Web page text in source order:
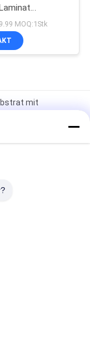
MOQ:1Stk
mit
Millimeter
Seidenfläche